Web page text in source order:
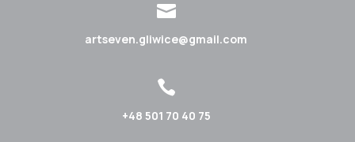

artseven.gliwice@gmail.com

+48 501 70 40 75